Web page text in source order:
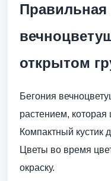
Правильная
открытом
Бегония
растением, которая
Компактный кустик
Цветы во время
окраску.